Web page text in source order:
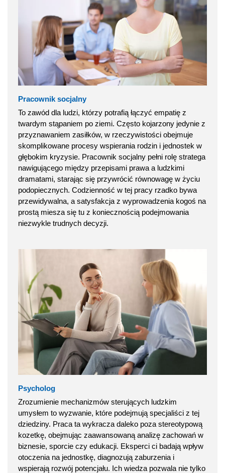
Pracownik socjalny
To zawód dla ludzi, którzy potrafią łączyć empatię z
twardym stąpaniem po ziemi. Często kojarzony jedynie z
przyznawaniem zasiłków, w rzeczywistości obejmuje
skomplikowane procesy wspierania rodzin i jednostek w
głębokim kryzysie. Pracownik socjalny pełni rolę stratega
nawigującego między przepisami prawa a ludzkimi
dramatami, starając się przywrócić równowagę w życiu
podopiecznych. Codzienność w tej pracy rzadko bywa
przewidywalna, a satysfakcja z wyprowadzenia kogoś na
prostą miesza się tu z koniecznością podejmowania
niezwykle trudnych decyzji.
Psycholog
Zrozumienie mechanizmów sterujących ludzkim
umysłem to wyzwanie, które podejmują specjaliści z tej
dziedziny. Praca ta wykracza daleko poza stereotypową
kozetkę, obejmując zaawansowaną analizę zachowań w
biznesie, sporcie czy edukacji. Eksperci ci badają wpływ
otoczenia na jednostkę, diagnozują zaburzenia i
wspierają rozwój potencjału. Ich wiedza pozwala nie tylko